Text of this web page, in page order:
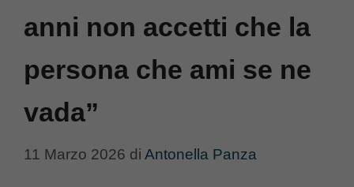
anni non accetti che la
persona che ami se ne
vada”
11 Marzo 2026 di Antonella Panza